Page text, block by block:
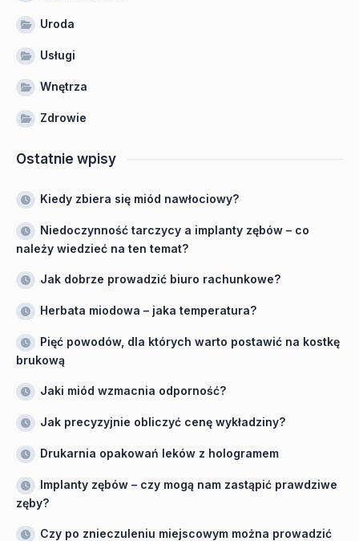
Uroda
Usługi
Wnętrza
Zdrowie
Ostatnie wpisy
Kiedy zbiera się miód nawłociowy?
Niedoczynność tarczycy a implanty zębów – co
należy wiedzieć na ten temat?
Jak dobrze prowadzić biuro rachunkowe?
Herbata miodowa – jaka temperatura?
Pięć powodów, dla których warto postawić na kostkę
brukową
Jaki miód wzmacnia odporność?
Jak precyzyjnie obliczyć cenę wykładziny?
Drukarnia opakowań leków z hologramem
Implanty zębów – czy mogą nam zastąpić prawdziwe
zęby?
Czy po znieczuleniu miejscowym można prowadzić